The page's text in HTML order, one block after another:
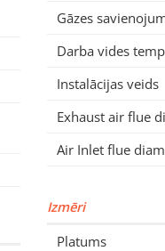
Gāzes
Darba vides
Instalācijas veids
Exhaust air flue
Air Inlet flue
Izmēri
Platums